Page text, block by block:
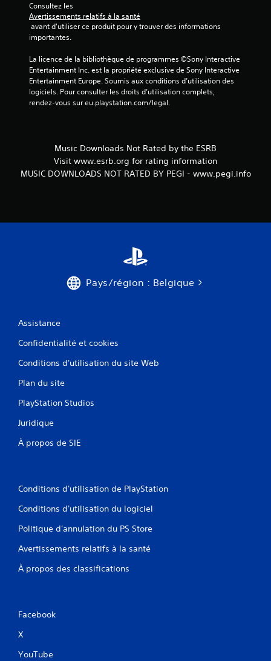
Consultez les
Avertissements relatifs à la santé
importantes.
La licence de la bibliothèque de programmes ©Sony Interactive
Entertainment Inc. est la propriété exclusive de Sony Interactive
Entertainment Europe. Soumis aux conditions d’utilisation des
logiciels. Pour consulter les droits d’utilisation complets,
rendez-vous sur eu.playstation.com/legal.
Music Downloads Not Rated by the ESRB
Visit www.esrb.org for rating information
MUSIC DOWNLOADS NOT RATED BY PEGI - www.pegi.info
Pays/région : Belgique
Assistance
Confidentialité et cookies
Conditions d'utilisation du site Web
Plan du site
PlayStation Studios
Juridique
À propos de SIE
Conditions d'utilisation de PlayStation
Conditions d'utilisation du logiciel
Politique d'annulation du PS Store
Avertissements relatifs à la santé
À propos des classifications
Facebook
X
YouTube